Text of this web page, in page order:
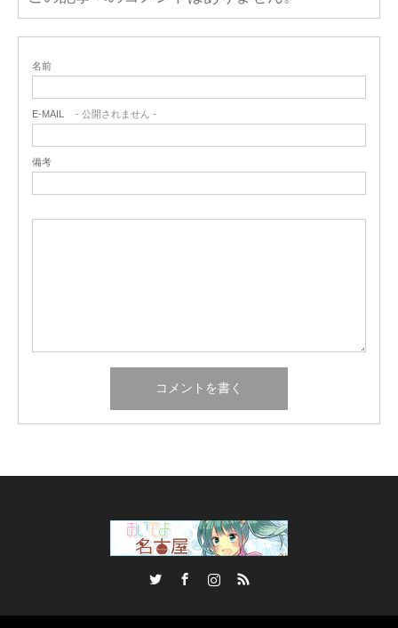
名前
E-MAIL - 公開されません -
備考
RSS